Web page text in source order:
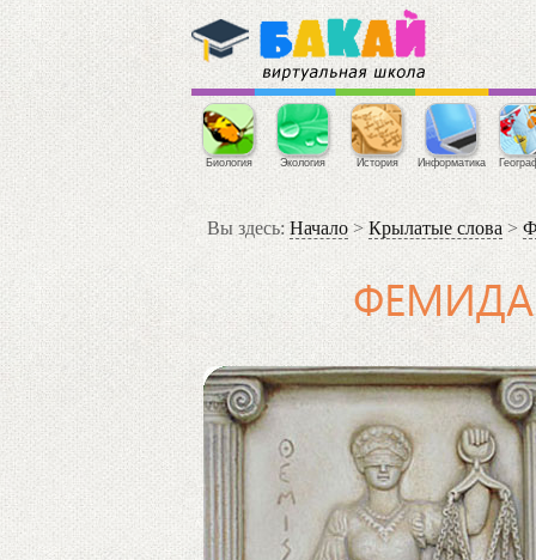
Биология Экология История Информатика
Вы здесь: Начало>Крылатые слова >